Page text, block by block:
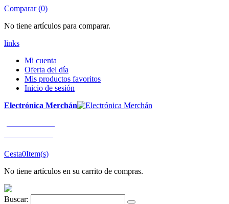
Comparar (0)
No tiene artículos para comparar.
links
Mi cuenta
Oferta del día
Mis productos favoritos
Inicio de sesión
Electrónica Merchán
Cesta0Item(s)
No tiene artículos en su carrito de compras.
Buscar: